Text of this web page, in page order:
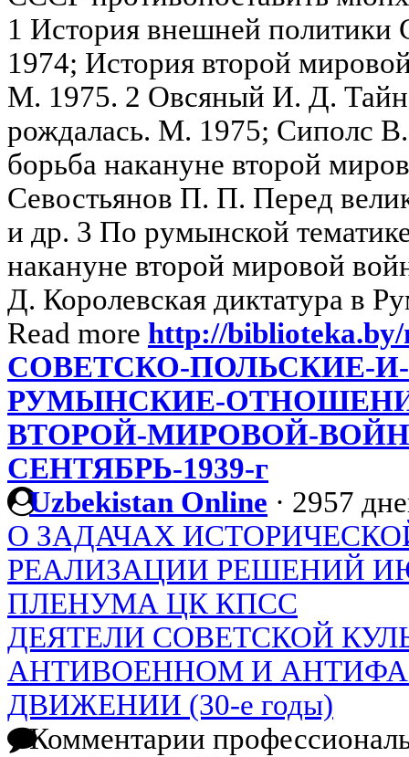
1 История внешней
1974; История второй
М. 1975. 2 Овсяный И. Д.
рождалась. М. 1975; Сиполс
борьба накануне второй
Севостьянов П. П. Перед
и др. 3 По румынской
накануне второй мировой
Д. Королевская диктатура в
Read more http://
СОВЕТСКО-ПОЛЬСКИЕ-
РУМЫНСКИЕ-
ВТОРОЙ-МИРОВОЙ-
СЕНТЯБРЬ-1939-г
Uzbekistan Online · 2957
О ЗАДАЧАХ
РЕАЛИЗАЦИИ РЕШЕНИЙ
ПЛЕНУМА ЦК КПСС
ДЕЯТЕЛИ СОВЕТСКОЙ
АНТИВОЕННОМ И
ДВИЖЕНИИ (30-е годы)
Комментарии